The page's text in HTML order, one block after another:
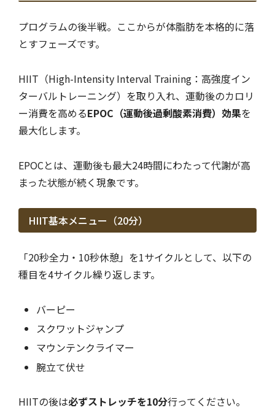
プログラムの後半戦。ここからが体脂肪を本格的に落
とすフェーズです。
HIIT（High-Intensity Interval Training：高強度イン
ターバルトレーニング）を取り入れ、運動後のカロリ
ー消費を高めるEPOC（運動後過剰酸素消費）効果を
最大化します。
EPOCとは、運動後も最大24時間にわたって代謝が高
まった状態が続く現象です。
HIIT基本メニュー（20分）
「20秒全力・10秒休憩」を1サイクルとして、以下の
種目を4サイクル繰り返します。
バーピー
スクワットジャンプ
マウンテンクライマー
腕立て伏せ
HIITの後は必ずストレッチを10分行ってください。